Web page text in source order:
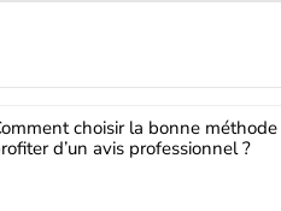
choisir la bonne
d’un avis professionnel ?